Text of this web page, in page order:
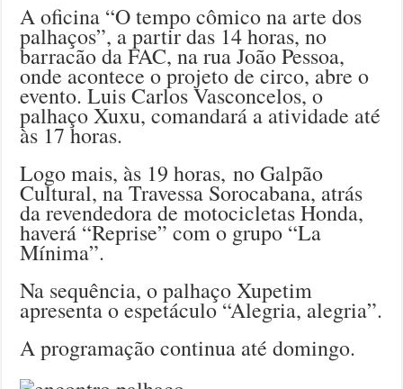
A oficina “O tempo cômico na arte dos
palhaços”, a partir das 14 horas, no
barracão da FAC, na rua João Pessoa,
onde acontece o projeto de circo, abre o
evento. Luis Carlos Vasconcelos, o
palhaço Xuxu, comandará a atividade até
às 17 horas.
Logo mais, às 19 horas, no Galpão
Cultural, na Travessa Sorocabana, atrás
da revendedora de motocicletas Honda,
haverá “Reprise” com o grupo “La
Mínima”.
Na sequência, o palhaço Xupetim
apresenta o espetáculo “Alegria, alegria”.
A programação continua até domingo.